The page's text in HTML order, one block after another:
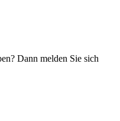
Dann melden Sie sich